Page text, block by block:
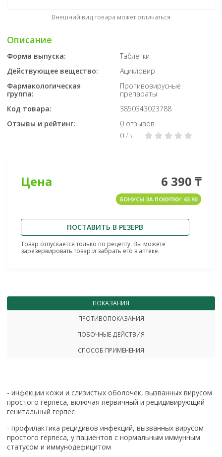
Внешний вид товара может отличаться
Описание
Форма выпуска:
Таблетки
Действующее вещество:
Ацикловир
Фармакологическая
группа:
Противовирусные
препараты
Код товара:
3850343023788
Отзывы и рейтинг:
0 отзывов
0 /5
Цена 6 390 ₸
БОНУСЫ ЗА ПОКУПКУ: 63.90
ПОСТАВИТЬ В РЕЗЕРВ
Товар отпускается только по рецепту. Вы можете
зарезервировать товар и забрать его в аптеке.
ПОКАЗАНИЯ
ПРОТИВОПОКАЗАНИЯ
ПОБОЧНЫЕ ДЕЙСТВИЯ
СПОСОБ ПРИМЕНЕНИЯ
- инфекции кожи и слизистых оболочек, вызванных вирусом
простого герпеса, включая первичный и рецидивирующий
генитальный герпес
- профилактика рецидивов инфекций, вызванных вирусом
простого герпеса, у пациентов с нормальным иммунным
статусом и иммунодефицитом